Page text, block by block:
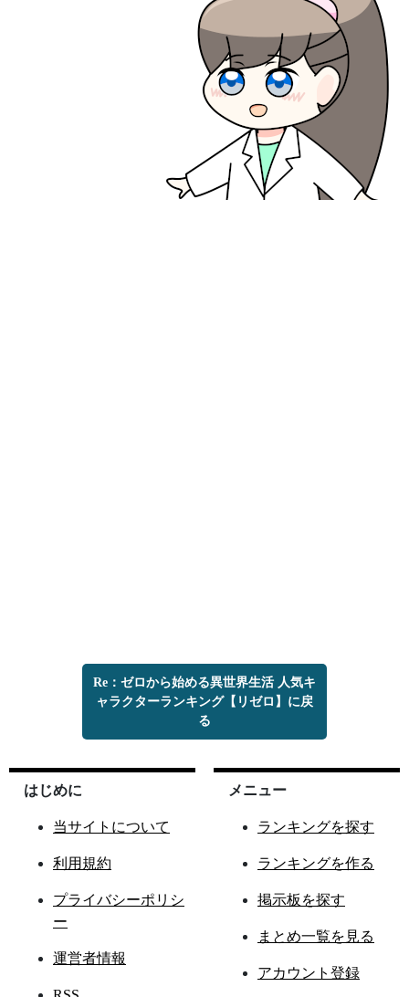
Re：ゼロから始める異世界生活 人気キ
ャラクターランキング【リゼロ】に戻
る
はじめに
当サイトについて
利用規約
プライバシーポリシ
ー
運営者情報
メニュー
ランキングを探す
ランキングを作る
掲示板を探す
まとめ一覧を見る
アカウント登録